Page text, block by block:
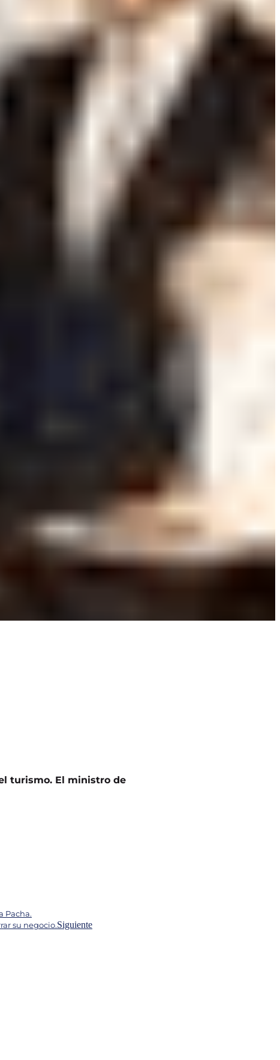
turismo. El ministro de
Pacha.
su negocio.Siguiente